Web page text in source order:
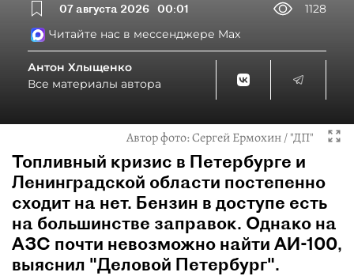
07 августа 2026 00:01
1128
Читайте нас в мессенджере Max
Антон Хлыщенко
Все материалы автора
Автор фото:Сергей Ермохин / "ДП"
Топливный кризис в Петербурге и
Ленинградской области постепенно
сходит на нет. Бензин в доступе есть
на большинстве заправок. Однако на
АЗС почти невозможно найти АИ-100,
выяснил "Деловой Петербург".